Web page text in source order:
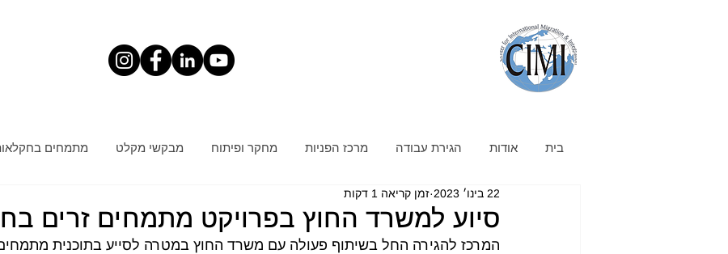
בית אודות הגירת עבודה מרכז הפניות מחקר ופיתוח מבקשי מקלט מתמחים
סיוע למשרד החוץ בפרויקט מתמחים זרים
22 בינו׳ 2023 זמן קריאה 1 דקות
המרכז להגירה החל בשיתוף פעולה עם משרד החוץ במטרה לסייע בתוכנית